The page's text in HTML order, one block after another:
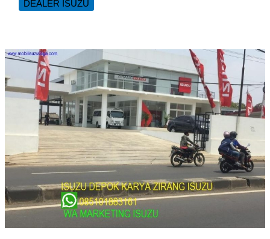
Jakarta
Isuzu
Karabha
Perkasa
DEALER ISUZU